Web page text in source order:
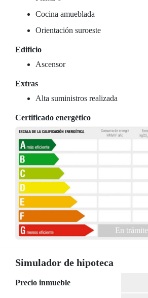
Cocina amueblada
Orientación suroeste
Edificio
Ascensor
Extras
Alta suministros realizada
Certificado energético
En trámite
Simulador de hipoteca
Precio inmueble